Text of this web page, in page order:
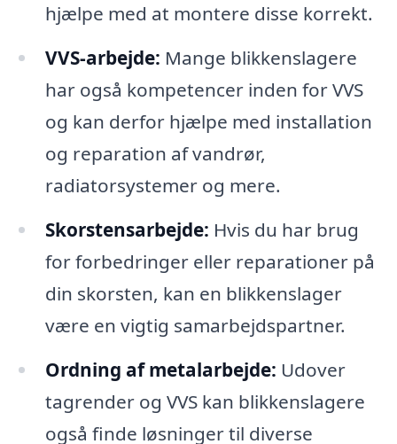
hjælpe med at montere disse korrekt.
VVS-arbejde: Mange blikkenslagere
har også kompetencer inden for VVS
og kan derfor hjælpe med installation
og reparation af vandrør,
radiatorsystemer og mere.
Skorstensarbejde: Hvis du har brug
for forbedringer eller reparationer på
din skorsten, kan en blikkenslager
være en vigtig samarbejdspartner.
Ordning af metalarbejde: Udover
tagrender og VVS kan blikkenslagere
også finde løsninger til diverse